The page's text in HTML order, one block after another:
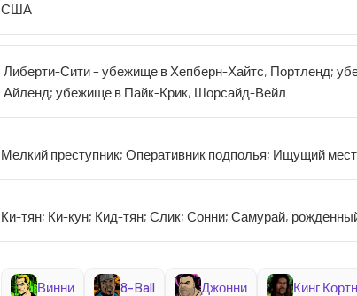
США
Либерти-Сити – убежище в Хепберн-Хайтс, Портленд;
Айленд; убежище в Пайк-Крик, Шорсайд-Вейл
Мелкий преступник; Оперативник подполья; Ищущий
Ки-тян; Ки-кун; Кид-тян; Слик; Сонни; Самурай,
Винни 8-Ball Джонни Кинг